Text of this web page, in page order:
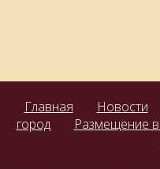
Главная Новости
город
Размещение в